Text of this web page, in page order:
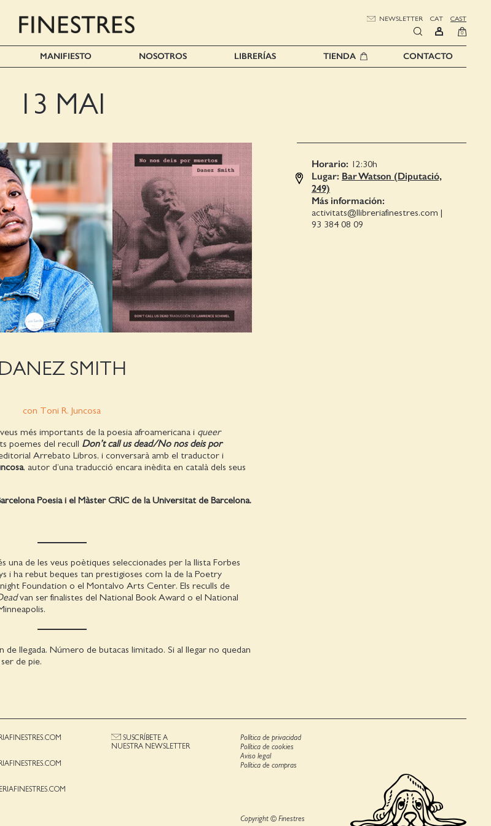
NEWSLETTER CAT CAST
0
MANIFIESTO NOSOTROS LIBRERÍAS TIENDA CONTACTO
13 MAI
DANEZ SMITH
con Toni R. Juncosa
més importants de la poesia afroamericana i queer
poemes del recull Don’t call us dead/No nos deis por
Arrebato Libros, i conversarà amb el traductor i
, autor d’una traducció encara inèdita en català dels seus
Poesia i el Màster CRIC de la Universitat de Barcelona.
de les veus poètiques seleccionades per la llista Forbes
i ha rebut beques tan prestigioses com la de la Poetry
Foundation o el Montalvo Arts Center. Els reculls de
van ser finalistes del National Book Award o el National
llegada. Número de butacas limitado. Si al llegar no quedan
de pie.
Horario: 12:30h
Lugar: Bar Watson (Diputació,
249)
Más información:
activitats@llibreriafinestres.com |
93 384 08 09
SUSCRÍBETE A
NUESTRA NEWSLETTER
Política de privacidad
Política de cookies
Aviso legal
Política de compras
Copyright © Finestres